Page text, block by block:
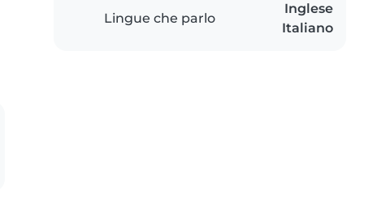
Lingue che parlo
Inglese
Italiano